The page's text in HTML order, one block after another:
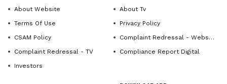
About Website
About Tv
Terms Of Use
Privacy Policy
CSAM Policy
Complaint Redressal - Website
Complaint Redressal - TV
Compliance Report Digital
Investors